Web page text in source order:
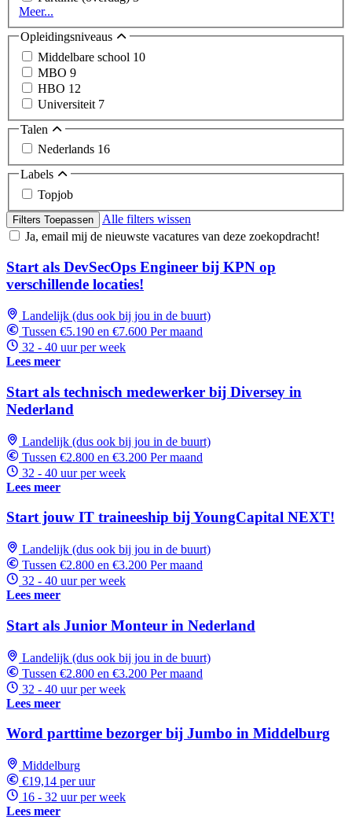
Meer...
Opleidingsniveaus
Middelbare school 10
MBO 9
HBO 12
Universiteit 7
Talen
Nederlands 16
Labels
Topjob
Filters Toepassen
Alle filters wissen
Ja, email mij de nieuwste vacatures van deze zoekopdracht!
Start als DevSecOps Engineer bij KPN op
verschillende locaties!
Landelijk (dus ook bij jou in de buurt)
Tussen €5.190 en €7.600 Per maand
32 - 40 uur per week
Lees meer
Start als technisch medewerker bij Diversey in
Nederland
Landelijk (dus ook bij jou in de buurt)
Tussen €2.800 en €3.200 Per maand
32 - 40 uur per week
Lees meer
Start jouw IT traineeship bij YoungCapital NEXT!
Landelijk (dus ook bij jou in de buurt)
Tussen €2.800 en €3.200 Per maand
32 - 40 uur per week
Lees meer
Start als Junior Monteur in Nederland
Landelijk (dus ook bij jou in de buurt)
Tussen €2.800 en €3.200 Per maand
32 - 40 uur per week
Lees meer
Word parttime bezorger bij Jumbo in Middelburg
Middelburg
€19,14 per uur
16 - 32 uur per week
Lees meer